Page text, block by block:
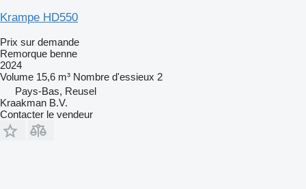
Krampe HD550
Prix sur demande
Remorque benne
2024
Volume 15,6 m³ Nombre d'essieux 2
Pays-Bas, Reusel
Kraakman B.V.
Contacter le vendeur